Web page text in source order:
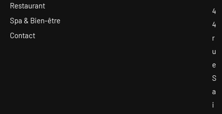
Restaurant
Spa & Bien-être
Contact
4
4
r
u
e
S
a
i